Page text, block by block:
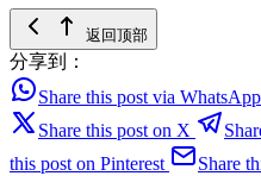
返回顶部
分享到：
Share this post via WhatsApp
Share this post on X
this post on Pinterest
Share